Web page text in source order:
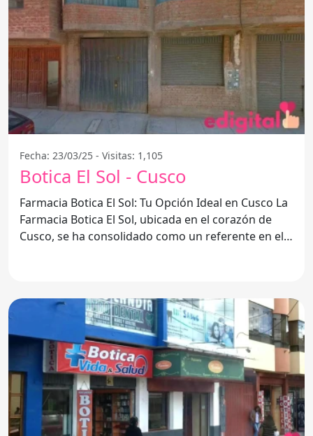
Fecha: 23/03/25 - Visitas: 1,105
Botica El Sol - Cusco
Farmacia Botica El Sol: Tu Opción Ideal en Cusco La
Farmacia Botica El Sol, ubicada en el corazón de
Cusco, se ha consolidado como un referente en el